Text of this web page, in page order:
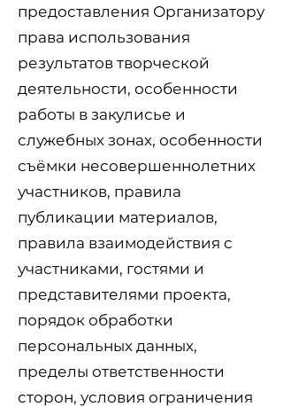
предоставления Организатору
права использования
результатов творческой
деятельности, особенности
работы в закулисье и
служебных зонах, особенности
съёмки несовершеннолетних
участников, правила
публикации материалов,
правила взаимодействия с
участниками, гостями и
представителями проекта,
порядок обработки
персональных данных,
пределы ответственности
сторон, условия ограничения